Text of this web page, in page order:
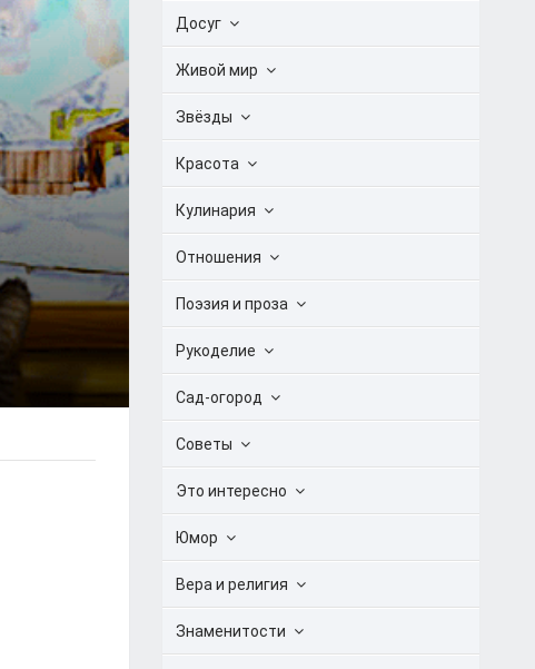
Досуг
Живой мир
Звёзды
Красота
Кулинария
Отношения
Поэзия и проза
Рукоделие
Сад-огород
Советы
Это интересно
Юмор
Вера и религия
Знаменитости